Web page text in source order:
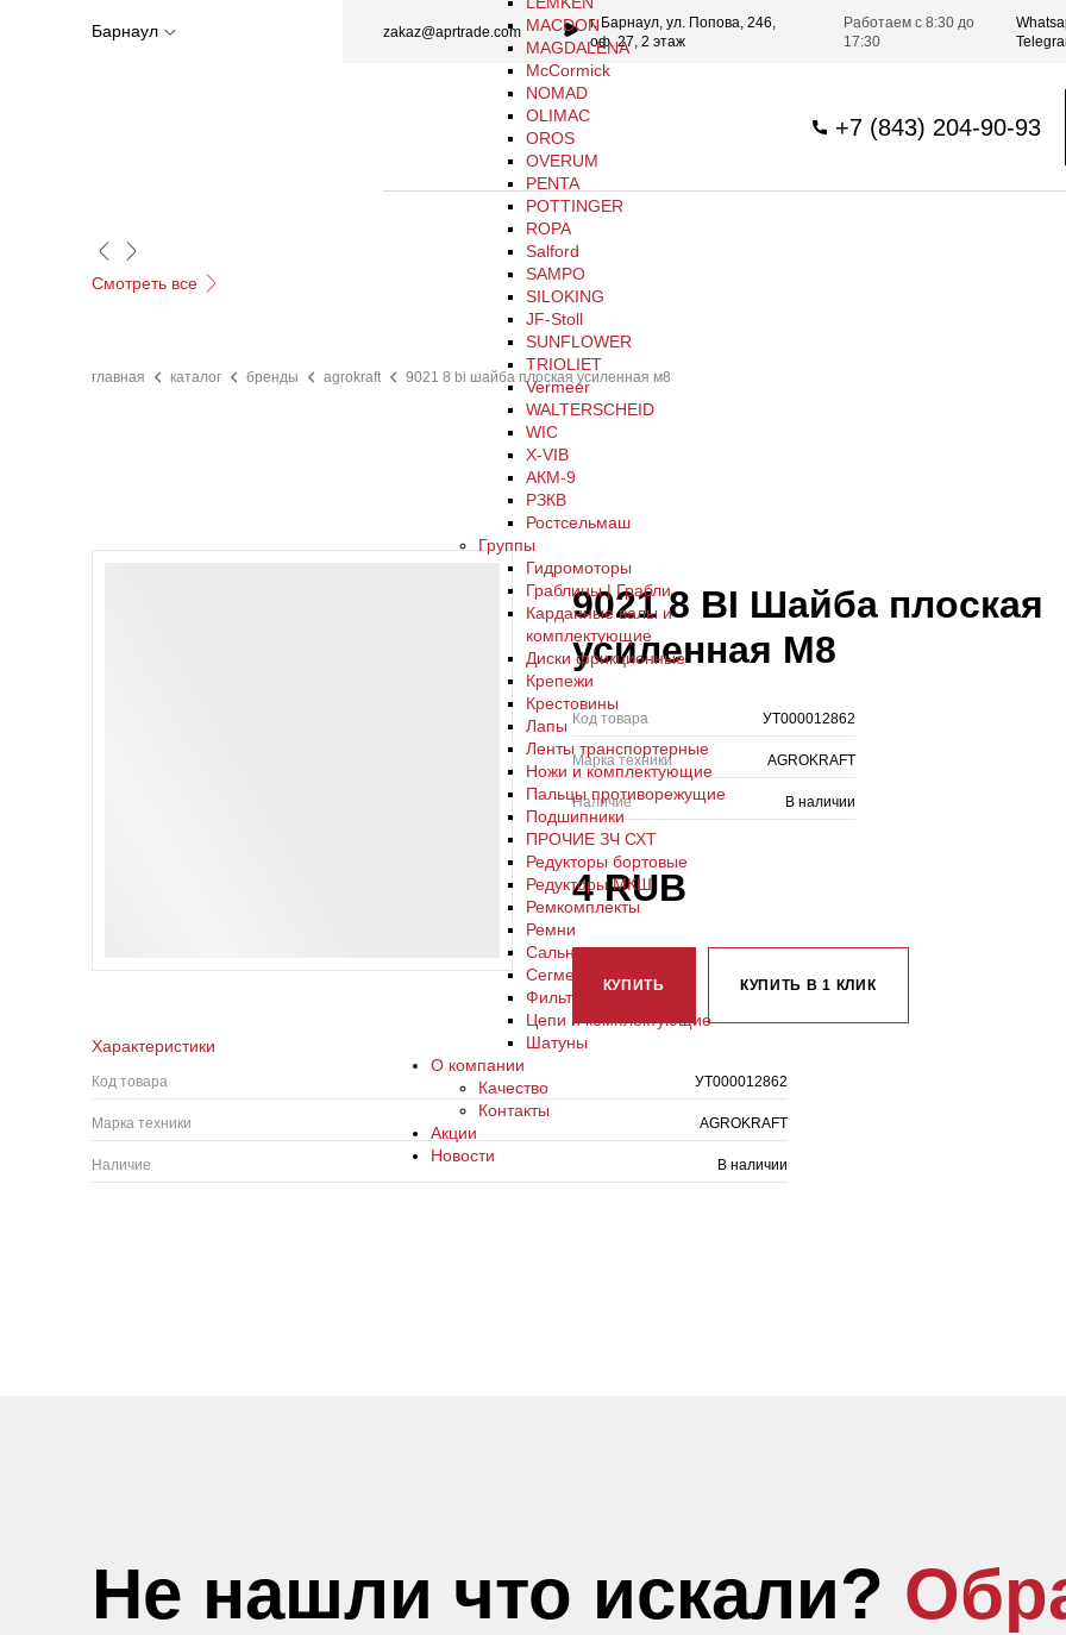
Барнаул zakaz@aprtrade.com
г. Барнаул, ул. Попова, 246,
оф. 27, 2 этаж
Работаем с 8:30 до
17:30
MACDON
MAGDALENA
McCormick
NOMAD
OLIMAC
OROS
OVERUM
PENTA
POTTINGER
ROPA
Salford
SAMPO
SILOKING
JF-Stoll
SUNFLOWER
TRIOLIET
Vermeer
WALTERSCHEID
WIC
X-VIB
АКМ-9
РЗКВ
Ростсельмаш
Группы
Гидромоторы
Граблины | Грабли
Карданные валы и
комплектующие
Диски фрикционные
Крепежи
Крестовины
Лапы
Ленты транспортерные
Ножи и комплектующие
Пальцы противорежущие
Подшипники
ПРОЧИЕ ЗЧ СХТ
Редукторы бортовые
Редукторы МКШ
Ремкомплекты
Ремни
Сальники
Сегменты
Фильтры
Цепи и комплектующие
Шатуны
О компании
Качество
Контакты
Акции
Новости
+7 (843) 204-90-93
Смотреть все
главная каталог бренды agrokraft 9021 8 bi шайба плоская усиленная м8
9021 8 BI Шайба плоская
усиленная М8
Код товара УТ000012862
Марка техники AGROKRAFT
Наличие В наличии
4 RUB
КУПИТЬ КУПИТЬ В 1 КЛИК
Характеристики
Код товара УТ000012862
Марка техники AGROKRAFT
Наличие В наличии
Не нашли что искали?